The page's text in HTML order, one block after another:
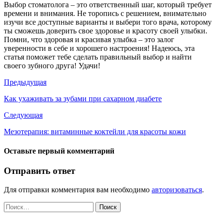
Выбор стоматолога – это ответственный шаг, который требует
времени и внимания. Не торопись с решением, внимательно
изучи все доступные варианты и выбери того врача, которому
ты сможешь доверить свое здоровье и красоту своей улыбки.
Помни, что здоровая и красивая улыбка – это залог
уверенности в себе и хорошего настроения! Надеюсь, эта
статья поможет тебе сделать правильный выбор и найти
своего зубного друга! Удачи!
Предыдущая
Как ухаживать за зубами при сахарном диабете
Следующая
Мезотерапия: витаминные коктейли для красоты кожи
Оставьте первый комментарий
Отправить ответ
Для отправки комментария вам необходимо авторизоваться.
Найти: